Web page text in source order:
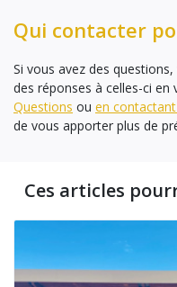
Qui contacter
Si vous avez des
des réponses à celles-ci
Questions ou en
de vous apporter plus de
Ces articles